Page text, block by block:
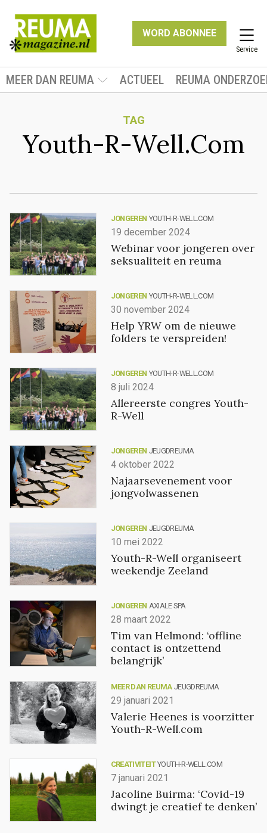
WORD ABONNEE
Service
MEER DAN REUMA ACTUEEL REUMA
TAG
Youth-R-Well.Com
JONGEREN YOUTH-R-WELL.COM
19 december 2024
Webinar voor jongeren over
seksualiteit en reuma
JONGEREN YOUTH-R-WELL.COM
30 november 2024
Help YRW om de nieuwe
folders te verspreiden!
JONGEREN YOUTH-R-WELL.COM
8 juli 2024
Allereerste congres Youth-
R-Well
JONGEREN JEUGDREUMA
4 oktober 2022
Najaarsevenement voor
jongvolwassenen
JONGEREN JEUGDREUMA
10 mei 2022
Youth-R-Well organiseert
weekendje Zeeland
JONGEREN AXIALE SPA
28 maart 2022
Tim van Helmond: ‘offline
contact is ontzettend
belangrijk’
MEER DAN REUMA JEUGDREUMA
29 januari 2021
Valerie Heenes is voorzitter
Youth-R-Well.com
CREATIVITEIT YOUTH-R-WELL.COM
7 januari 2021
Jacoline Buirma: ‘Covid-19
dwingt je creatief te denken’